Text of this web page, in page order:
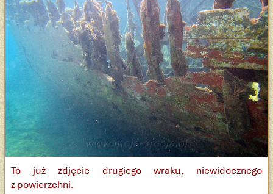
To już zdjęcie drugiego wraku, niewidocznego
z powierzchni.